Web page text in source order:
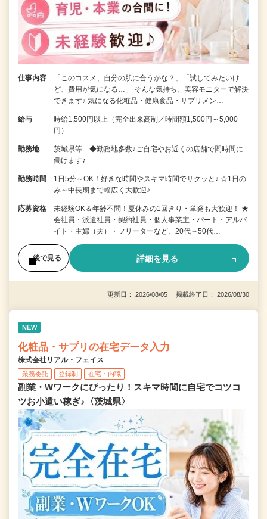
仕事内容
「このコスメ、自分の肌に合うかな？」「試してみたいけ
ど、費用が気になる…」 そんな気持ち、美容モニターで解決
できます♪ 気になる化粧品・健康食品・サプリメン…
給与
時給1,500円以上（完全出来高制／時間額1,500円～5,000
円）
勤務地
茨城県等 ◆勤務地多数♪ご自宅やお近くの店舗で間時間に
働けます♪
勤務時間
1日5分～OK！好きな時間やスキマ時間でサクッと♪ ☆1日の
み～中長期まで幅広く大歓迎♪…
応募資格
未経験OK＆年齢不問！夏休みの1回きり・単発も大歓迎！ ★
会社員・派遣社員・契約社員・個人事業主・パート・アルバ
イト・主婦（夫）・フリーターなど、20代～50代…
後で見る 詳細を見る
更新日： 2026/08/05 掲載終了日： 2026/08/30
NEW
化粧品・サプリの在宅データ入力
株式会社リアル・フェイス
業務委託 登録制 在宅・内職
副業・Wワークにぴったり！スキマ時間に自宅でコツコ
ツお小遣い稼ぎ♪〈茨城県〉